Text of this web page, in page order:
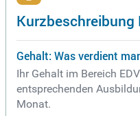
Kurzbeschreibung
Gehalt: Was verdient
Ihr Gehalt im Bereich
entsprechenden
Monat.